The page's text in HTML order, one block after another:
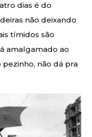
dias é do
não deixando
tímidos são
amalgamado ao
pezinho, não dá pra